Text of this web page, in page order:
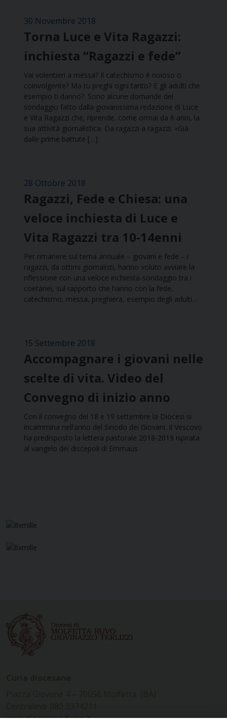
30 Novembre 2018
Torna Luce e Vita Ragazzi:
inchiesta “Ragazzi e fede”
Vai volentieri a messa? Il catechismo è noioso o
coinvolgente? Ma tu preghi ogni tanto? E gli adulti che
esempio ti danno?. Sono alcune domande del
sondaggio fatto dalla giovanissima redazione di Luce
e Vita Ragazzi che, riprende, come ormai da 6 anni, la
sua attività giornalistica. Da ragazzi a ragazzi. «Già
dalle prime battute […]
28 Ottobre 2018
Ragazzi, Fede e Chiesa: una
veloce inchiesta di Luce e
Vita Ragazzi tra 10-14enni
Per rimanere sul tema annuale – giovani e fede – i
ragazzi, da ottimi giornalisti, hanno voluto avviare la
riflessione con una veloce inchiesta-sondaggio tra i
coetanei, sul rapporto che hanno con la fede,
catechismo, messa, preghiera, esempio degli adulti…
15 Settembre 2018
Accompagnare i giovani nelle
scelte di vita. Video del
Convegno di inizio anno
Con il convegno del 18 e 19 settembre la Diocesi si
incammina nell’anno del Sinodo dei Giovani. Il Vescovo
ha predisposto la lettera pastorale 2018-2019 ispirata
al vangelo dei discepoli di Emmaus
www.diocesimolfetta.it –